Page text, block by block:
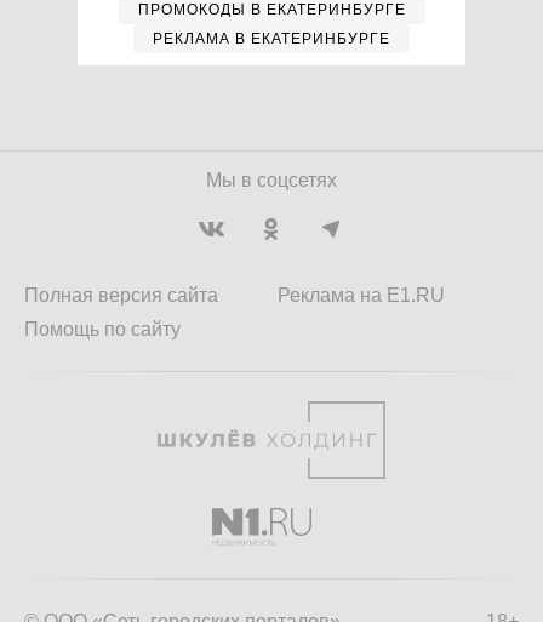
ПРОМОКОДЫ В ЕКАТЕРИНБУРГЕ
РЕКЛАМА В ЕКАТЕРИНБУРГЕ
Мы в соцсетях
Полная версия сайта
Помощь по сайту
Реклама на E1.RU